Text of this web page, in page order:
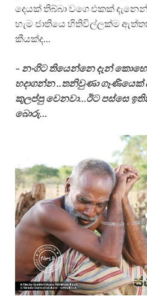
දෙයක් තිබ්බා වගෙ එකක්
හැම ජාතියෙ හිතිවිල්ලක්ම
කීයක්ද…
– නංගිට තියෙන්නෙ දැන්
හදාගන්න ..තනිවුණා
කුලප්පු වෙනවා…ඊට පස්සෙ
බොරු…